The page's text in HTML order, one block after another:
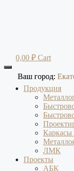
0,00 ₽ Cart
Продукция
ЛМК
Проекты
АБК
Ваш город:
Ваш город: